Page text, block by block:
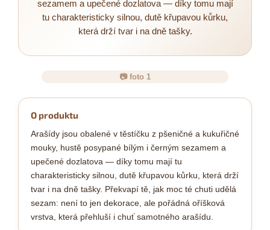
sezamem a upečené dozlatova — díky tomu mají
tu charakteristicky silnou, dutě křupavou kůrku,
která drží tvar i na dně tašky.
📷 foto 1
O produktu
Arašídy jsou obalené v těstíčku z pšeničné a kukuřičné
mouky, hustě posypané bílým i černým sezamem a
upečené dozlatova — díky tomu mají tu
charakteristicky silnou, dutě křupavou kůrku, která drží
tvar i na dně tašky. Překvapí tě, jak moc té chuti udělá
sezam: není to jen dekorace, ale pořádná oříšková
vrstva, která přehluší i chuť samotného arašídu.